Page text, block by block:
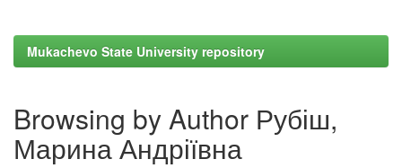
Mukachevo State University repository
Browsing by Author Рубіш,
Марина Андріївна